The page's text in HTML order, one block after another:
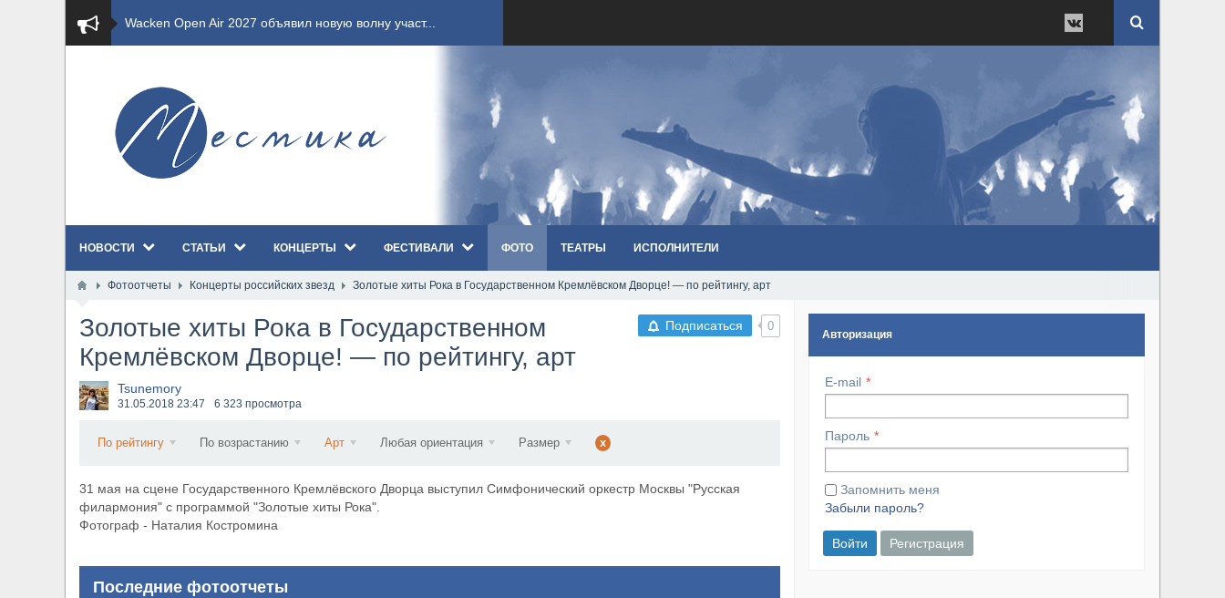
​Wacken Open Air 2027 объявил новую волну участ...
​Wacken Open Air 2026 полностью распродан
GHOST возвращаются на большие экраны с новым ко...
​Wacken Open Air 2026: открыт новый портал Cash...
Всероссийский рок-фестиваль HAMMER FEST впервые...
XANDRIA представили новый сингл под названием «...
НОВОСТИ СТАТЬИ КОНЦЕРТЫ ФЕСТИВАЛИ ФОТО ТЕАТРЫ ИСПОЛНИТЕЛИ
Фотоотчеты Концерты российских звезд Золотые хиты Рока в Государственном Кремлёвском Дворце! — по рейтингу, арт
Подписаться 0
Золотые хиты Рока в Государственном
Кремлёвском Дворце! — по рейтингу, арт
Tsunemory
31.05.2018 23:47 6 323 просмотра
По рейтингу По возрастанию Арт Любая ориентация Размер x
31 мая на сцене Государственного Кремлёвского Дворца выступил Симфонический оркестр Москвы "Русская
филармония" с программой "Золотые хиты Рока".
Фотограф - Наталия Костромина
Последние фотоотчеты
Авторизация
E-mail
Пароль
Запомнить меня
Забыли пароль?
Войти Регистрация